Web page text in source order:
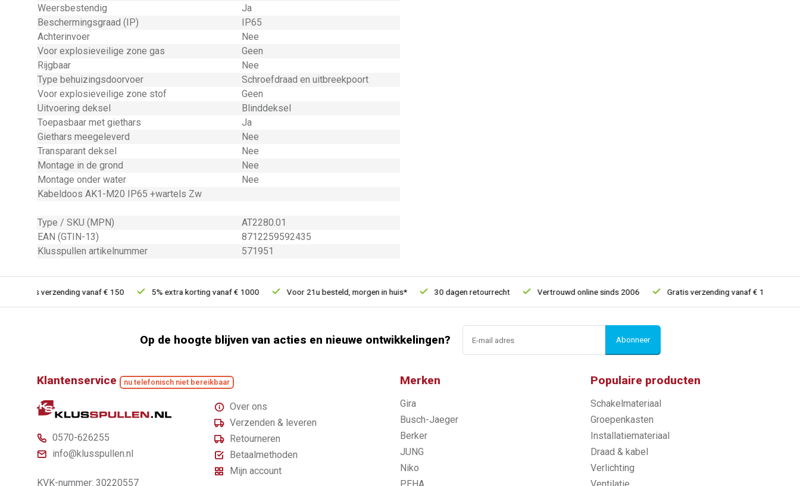
Weersbestendig
Ja
Beschermingsgraad (IP)
IP65
Achterinvoer
Nee
Voor explosieveilige zone gas
Geen
Rijgbaar
Nee
Type behuizingsdoorvoer
Schroefdraad en uitbreekpoort
Voor explosieveilige zone stof
Geen
Uitvoering deksel
Blinddeksel
Toepasbaar met giethars
Ja
Giethars meegeleverd
Nee
Transparant deksel
Nee
Montage in de grond
Nee
Montage onder water
Nee
Kabeldoos AK1-M20 IP65 +wartels Zw
Type / SKU (MPN)
AT2280.01
EAN (GTIN-13)
8712259592435
Klusspullen artikelnummer
571951
Gratis verzending vanaf € 150 5% extra korting vanaf € 1000 Voor 21u besteld, morgen in huis* 30 dagen retourrecht Vertrouwd online sinds 2006 Gratis verzending vanaf € 150
Op de hoogte blijven van acties en nieuwe ontwikkelingen? Abonneer
Klantenservice nu telefonisch niet bereikbaar
0570-626255
info@klusspullen.nl
KVK-nummer: 30220557
Over ons
Verzenden & leveren
Retourneren
Betaalmethoden
Mijn account
Merken
Gira
Busch-Jaeger
Berker
JUNG
Niko
Populaire producten
Schakelmateriaal
Groepenkasten
Installatiemateriaal
Draad & kabel
Verlichting